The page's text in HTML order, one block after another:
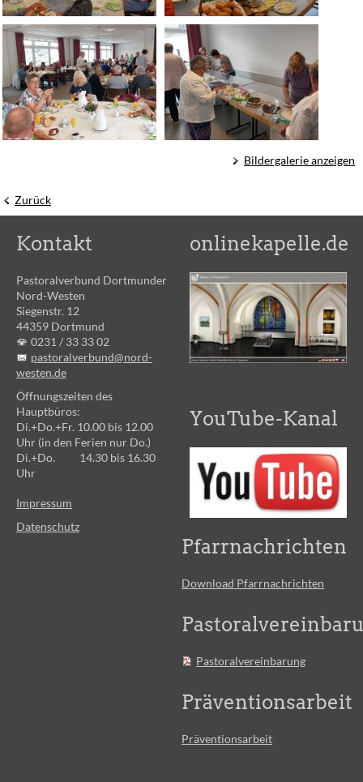
Bildergalerie anzeigen
Zurück
Kontakt
Pastoralverbund Dortmunder
Nord-Westen
Siegenstr. 12
44359 Dortmund
0231 / 33 33 02
pastoralverbund@nord-
westen.de
Öffnungszeiten des
Hauptbüros:
Di.+Do.+Fr. 10.00 bis 12.00
Uhr (in den Ferien nur Do.)
Di.+Do. 14.30 bis 16.30
Uhr
Impressum
Datenschutz
onlinekapelle.de
YouTube-Kanal
Pfarrnachrichten
Download Pfarrnachrichten
Pastoralvereinbarung
Präventionsarbeit
Präventionsarbeit